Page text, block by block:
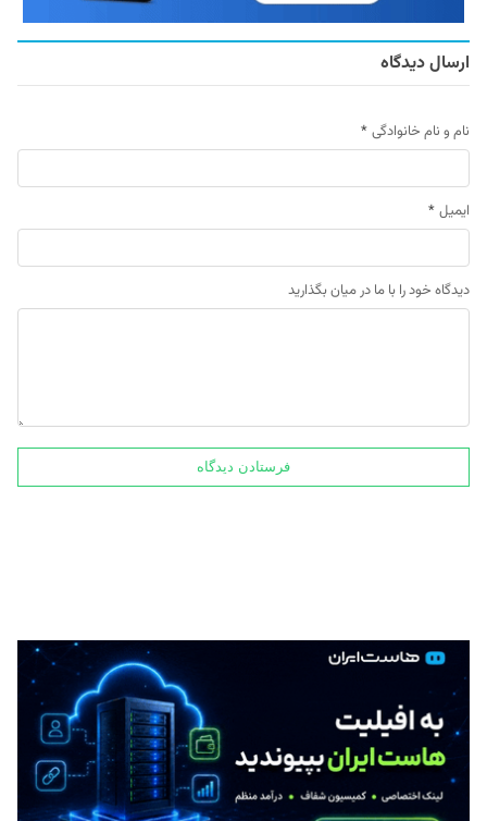
ارسال دیدگاه
نام و نام خانوادگی *
ایمیل *
دیدگاه خود را با ما در میان بگذارید